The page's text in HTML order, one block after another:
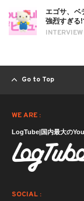
INTERVIEW
エゴサ、
強烈すぎる
Go to Top
WE ARE :
LogTube|国内最大の
SOCIAL :